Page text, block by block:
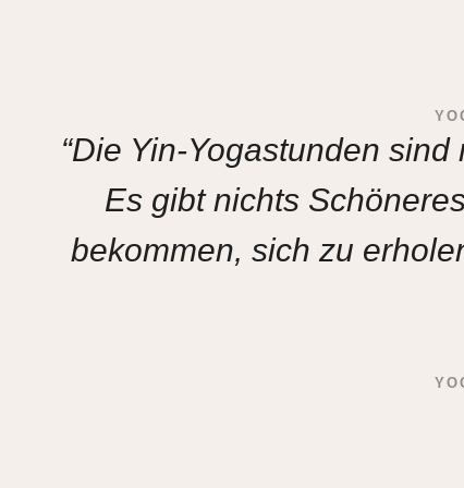
“Die Yin-Yogastunden
Es gibt nichts
bekommen, sich zu